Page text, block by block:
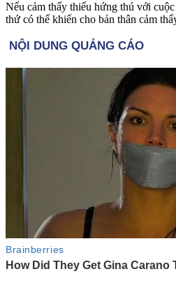
Nếu cảm thấy thiếu hứng thú với
thứ có thể khiến cho bản thân cảm